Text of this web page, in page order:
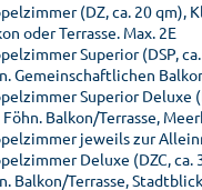
(DZ, ca. 20 qm),
oder Terrasse. Max. 2E
Superior (DSP,
Gemeinschaftlichen
Superior Deluxe
Föhn. Balkon/Terrasse,
jeweils zur
Deluxe (DZC, ca.
Balkon/Terrasse,